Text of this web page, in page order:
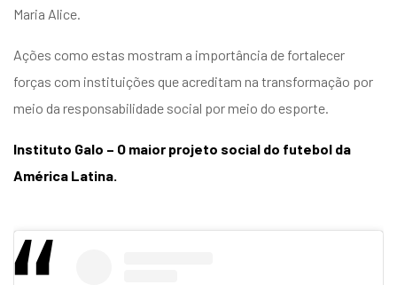
Maria Alice.
Ações como estas mostram a importância de fortalecer
forças com instituições que acreditam na transformação por
meio da responsabilidade social por meio do esporte.
Instituto Galo – O maior projeto social do futebol da
América Latina.